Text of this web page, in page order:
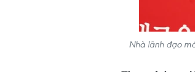
Nhà lãnh đạo